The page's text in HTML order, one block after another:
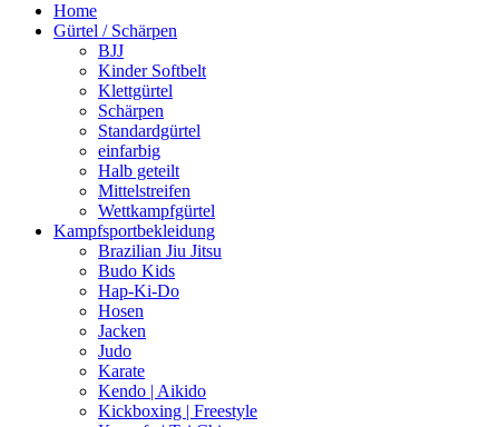
Home
Gürtel / Schärpen
BJJ
Kinder Softbelt
Klettgürtel
Schärpen
Standardgürtel
einfarbig
Halb geteilt
Mittelstreifen
Wettkampfgürtel
Kampfsportbekleidung
Brazilian Jiu Jitsu
Budo Kids
Hap-Ki-Do
Hosen
Jacken
Judo
Karate
Kendo | Aikido
Kickboxing | Freestyle